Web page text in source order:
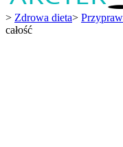
> Zdrowa dieta>
całość